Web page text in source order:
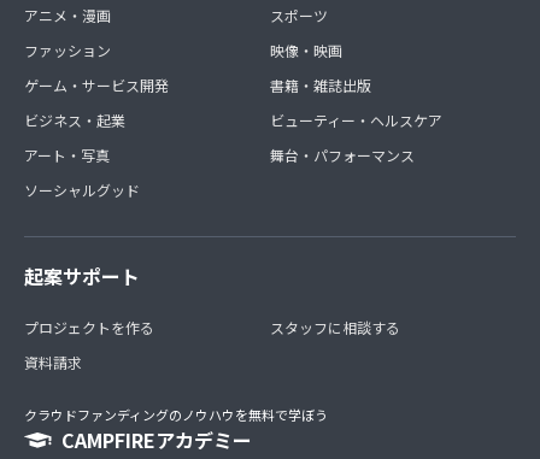
アニメ・漫画
ファッション
ゲーム・サービス開発
ビジネス・起業
アート・写真
ソーシャルグッド
スポーツ
映像・映画
書籍・雑誌出版
ビューティー・ヘルスケア
舞台・パフォーマンス
起案サポート
プロジェクトを作る
資料請求
スタッフに相談する
クラウドファンディングのノウハウを無料で学ぼう
CAMPFIREアカデミー